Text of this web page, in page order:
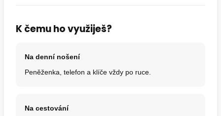
K čemu ho využiješ?
Na denní nošení
Peněženka, telefon a klíče vždy po ruce.
Na cestování